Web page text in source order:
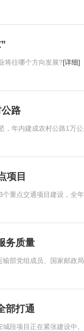
将往哪个方向发展?[详细]
路
，年内建成农村公路1万
项目
重点交通项目建设，全
务质量
部党组成员、国家邮政
部打通
段项目正在紧张建设中。